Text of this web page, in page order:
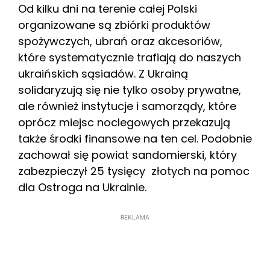
Od kilku dni na terenie całej Polski
organizowane są zbiórki produktów
spożywczych, ubrań oraz akcesoriów,
które systematycznie trafiają do naszych
ukraińskich sąsiadów. Z Ukrainą
solidaryzują się nie tylko osoby prywatne,
ale również instytucje i samorządy, które
oprócz miejsc noclegowych przekazują
także środki finansowe na ten cel. Podobnie
zachował się powiat sandomierski, który
zabezpieczył 25 tysięcy złotych na pomoc
dla Ostroga na Ukrainie.
REKLAMA